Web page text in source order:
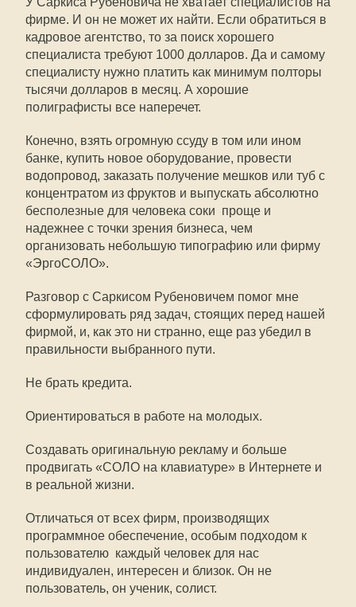
фирме. И он не может их найти. Если обратиться в
кадровое агентство, то за поиск хорошего
специалиста требуют 1000 долларов. Да и самому
специалисту нужно платить как минимум полторы
тысячи долларов в месяц. А хорошие
полиграфисты все наперечет.
Конечно, взять огромную ссуду в том или ином
банке, купить новое оборудование, провести
водопровод, заказать получение мешков или туб с
концентратом из фруктов и выпускать абсолютно
бесполезные для человека соки  проще и
надежнее с точки зрения бизнеса, чем
организовать небольшую типографию или фирму
«ЭргоСОЛО».
Разговор с Саркисом Рубеновичем помог мне
сформулировать ряд задач, стоящих перед нашей
фирмой, и, как это ни странно, еще раз убедил в
правильности выбранного пути.
Не брать кредита.
Ориентироваться в работе на молодых.
Создавать оригинальную рекламу и больше
продвигать «СОЛО на клавиатуре» в Интернете и
в реальной жизни.
Отличаться от всех фирм, производящих
программное обеспечение, особым подходом к
пользователю  каждый человек для нас
индивидуален, интересен и близок. Он не
пользователь, он ученик, солист.